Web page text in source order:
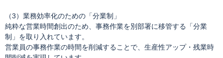
（3）業務効率化のための「分業制」
純粋な営業時間創出のため、事務作業を別部署に移管する「分業
制」を取り入れています。
営業員の事務作業の時間を削減することで、生産性アップ・残業時